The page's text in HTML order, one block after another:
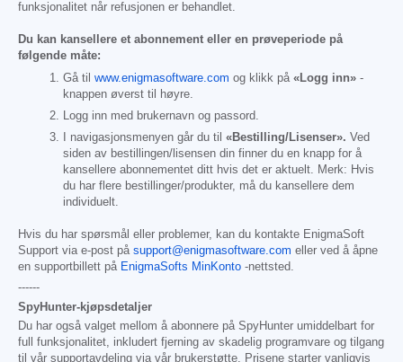
funksjonalitet når refusjonen er behandlet.
Du kan kansellere et abonnement eller en prøveperiode på
følgende måte:
Gå til www.enigmasoftware.com og klikk på «Logg inn» -
knappen øverst til høyre.
Logg inn med brukernavn og passord.
I navigasjonsmenyen går du til «Bestilling/Lisenser». Ved
siden av bestillingen/lisensen din finner du en knapp for å
kansellere abonnementet ditt hvis det er aktuelt. Merk: Hvis
du har flere bestillinger/produkter, må du kansellere dem
individuelt.
Hvis du har spørsmål eller problemer, kan du kontakte EnigmaSoft
Support via e-post på support@enigmasoftware.com eller ved å åpne
en supportbillett på EnigmaSofts MinKonto -nettsted.
------
SpyHunter-kjøpsdetaljer
Du har også valget mellom å abonnere på SpyHunter umiddelbart for
full funksjonalitet, inkludert fjerning av skadelig programvare og tilgang
til vår supportavdeling via vår brukerstøtte. Prisene starter vanligvis